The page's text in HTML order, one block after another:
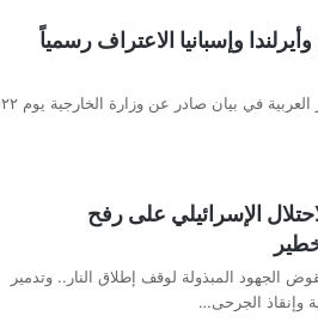
وإسبانيا الاعتراف رسمياً
كتبت: أمل خليفة رحبت جمهورية مصر العربية في بيان صادر عن وزارة الخارجية يوم ٢٢
الإسرائيلي على رفح
الجهود المبذولة لوقف إطلاق النار.. وتدمير
وإنقاذ الجرحى…